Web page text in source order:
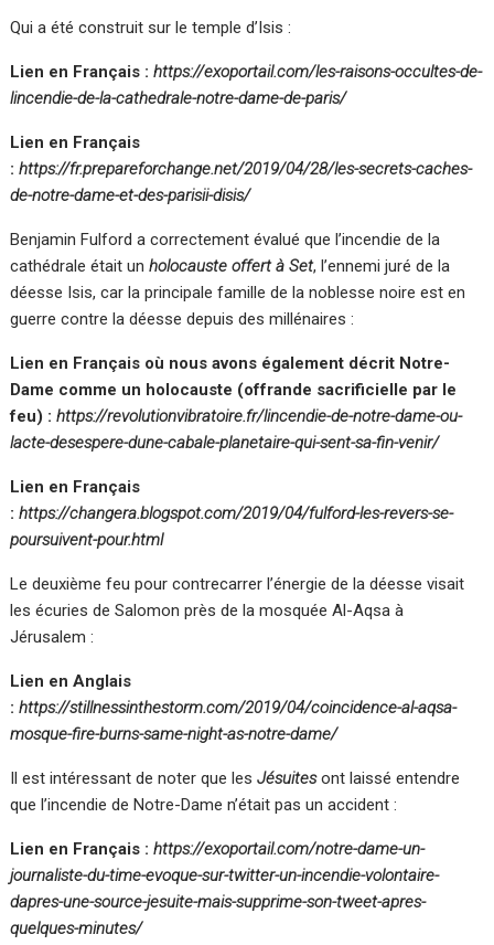
Qui a été construit sur le temple d’Isis :
Lien en Français : https://exoportail.com/les-raisons-occultes-de-
lincendie-de-la-cathedrale-notre-dame-de-paris/
Lien en Français
: https://fr.prepareforchange.net/2019/04/28/les-secrets-caches-
de-notre-dame-et-des-parisii-disis/
Benjamin Fulford a correctement évalué que l’incendie de la
cathédrale était unholocauste offert à Set, l’ennemi juré de la
déesse Isis, car la principale famille de la noblesse noire est en
guerre contre la déesse depuis des millénaires :
Lien en Français où nous avons également décrit Notre-
Dame comme un holocauste (offrande sacrificielle par le
feu) : https://revolutionvibratoire.fr/lincendie-de-notre-dame-ou-
lacte-desespere-dune-cabale-planetaire-qui-sent-sa-fin-venir/
Lien en Français
: https://changera.blogspot.com/2019/04/fulford-les-revers-se-
poursuivent-pour.html
Le deuxième feu pour contrecarrer l’énergie de la déesse visait
les écuries de Salomon près de la mosquée Al-Aqsa à
Jérusalem :
Lien en Anglais
: https://stillnessinthestorm.com/2019/04/coincidence-al-aqsa-
mosque-fire-burns-same-night-as-notre-dame/
Il est intéressant de noter que lesJésuitesont laissé entendre
que l’incendie de Notre-Dame n’était pas un accident :
Lien en Français : https://exoportail.com/notre-dame-un-
journaliste-du-time-evoque-sur-twitter-un-incendie-volontaire-
dapres-une-source-jesuite-mais-supprime-son-tweet-apres-
quelques-minutes/